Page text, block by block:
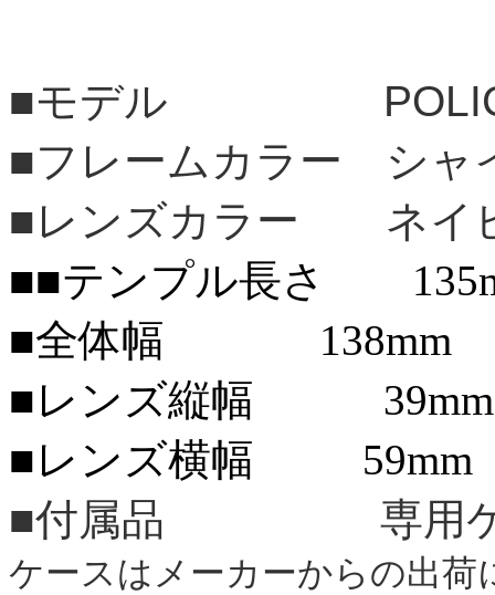
■モデル
■フレームカラー シャ
■レンズカラー ネイ
■■テンプル長さ
■全体幅 138mm
■レンズ縦幅 39mm
■レンズ横幅 59mm
■付属品 専用ケ
ケースはメーカーからの出